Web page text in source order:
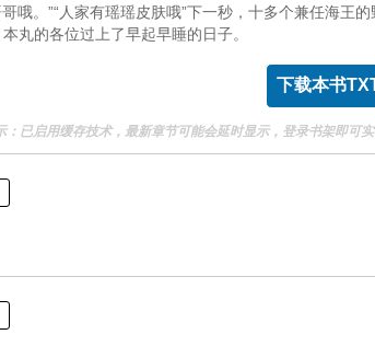
哦。”“人家有瑶瑶皮肤哦”下一秒，十多个兼任海王
丸的各位过上了早起早睡的日子。
下载本书
：已启用缓存技术，最新章节可能会延时显示，登录书架即可实